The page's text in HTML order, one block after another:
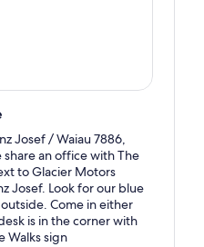
pas nous approcher plus
de vue alternatif est à la
AVERTISSEMENTS
fort, sauf si nous
fermeture de la vallée
site web
Josef / Waiau 7886,
share an office with The
to Glacier Motors
Josef. Look for our blue
Come in either
is in the corner with
Walks sign